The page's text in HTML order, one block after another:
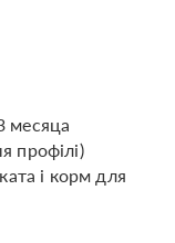
месяца
профілі)
і корм для